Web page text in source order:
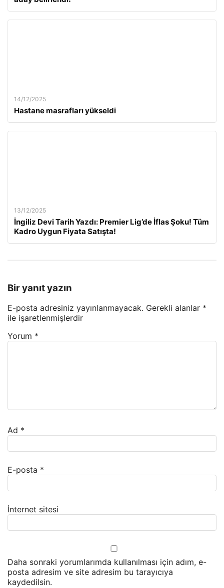
14/12/2025
Hastane masrafları yükseldi
13/12/2025
İngiliz Devi Tarih Yazdı: Premier Lig’de İflas Şoku! Tüm
Kadro Uygun Fiyata Satışta!
Bir yanıt yazın
E-posta adresiniz yayınlanmayacak. Gerekli alanlar *
ile işaretlenmişlerdir
Yorum *
Ad *
E-posta *
İnternet sitesi
Daha sonraki yorumlarımda kullanılması için adım, e-
posta adresim ve site adresim bu tarayıcıya
kaydedilsin.